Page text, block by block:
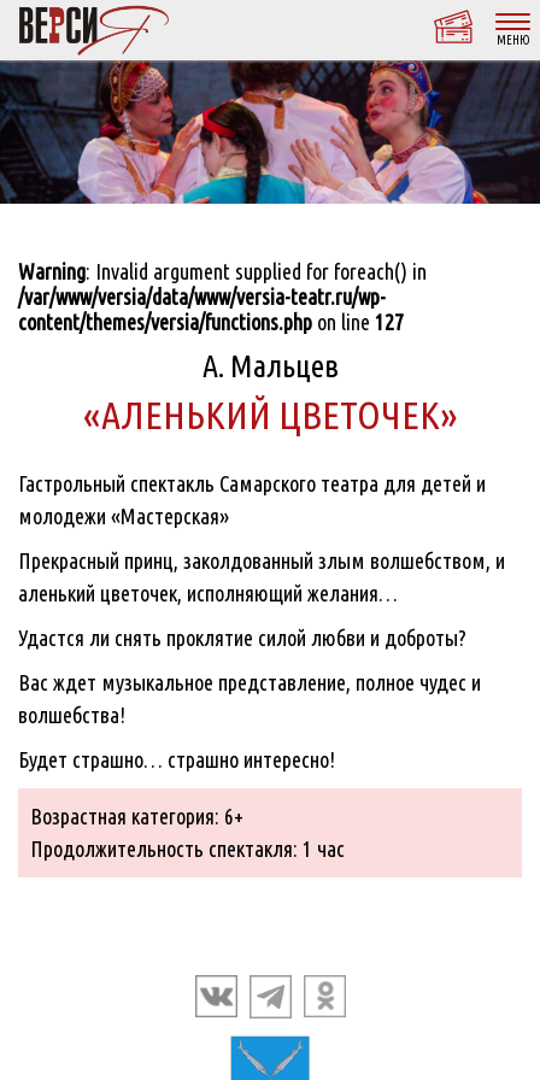
МЕНЮ
Warning: Invalid argument supplied for foreach() in
/var/www/versia/data/www/versia-teatr.ru/wp-
content/themes/versia/functions.php on line 127
А. Мальцев
«АЛЕНЬКИЙ ЦВЕТОЧЕК»
Гастрольный спектакль Самарского театра для детей и
молодежи «Мастерская»
Прекрасный принц, заколдованный злым волшебством, и
аленький цветочек, исполняющий желания…
Удастся ли снять проклятие силой любви и доброты?
Вас ждет музыкальное представление, полное чудес и
волшебства!
Будет страшно… страшно интересно!
Возрастная категория: 6+
Продолжительность спектакля: 1 час